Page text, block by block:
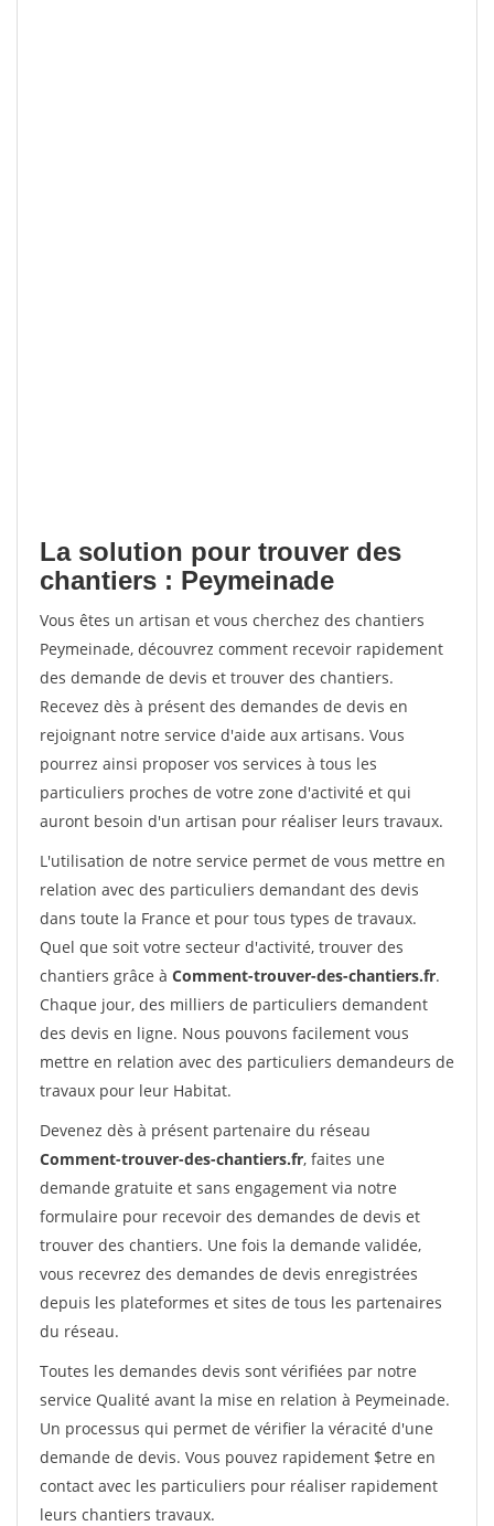
La solution pour trouver des
chantiers : Peymeinade
Vous êtes un artisan et vous cherchez des chantiers
Peymeinade, découvrez comment recevoir rapidement
des demande de devis et trouver des chantiers.
Recevez dès à présent des demandes de devis en
rejoignant notre service d'aide aux artisans. Vous
pourrez ainsi proposer vos services à tous les
particuliers proches de votre zone d'activité et qui
auront besoin d'un artisan pour réaliser leurs travaux.
L'utilisation de notre service permet de vous mettre en
relation avec des particuliers demandant des devis
dans toute la France et pour tous types de travaux.
Quel que soit votre secteur d'activité, trouver des
chantiers grâce à Comment-trouver-des-chantiers.fr.
Chaque jour, des milliers de particuliers demandent
des devis en ligne. Nous pouvons facilement vous
mettre en relation avec des particuliers demandeurs de
travaux pour leur Habitat.
Devenez dès à présent partenaire du réseau
Comment-trouver-des-chantiers.fr, faites une
demande gratuite et sans engagement via notre
formulaire pour recevoir des demandes de devis et
trouver des chantiers. Une fois la demande validée,
vous recevrez des demandes de devis enregistrées
depuis les plateformes et sites de tous les partenaires
du réseau.
Toutes les demandes devis sont vérifiées par notre
service Qualité avant la mise en relation à Peymeinade.
Un processus qui permet de vérifier la véracité d'une
demande de devis. Vous pouvez rapidement $etre en
contact avec les particuliers pour réaliser rapidement
leurs chantiers travaux.